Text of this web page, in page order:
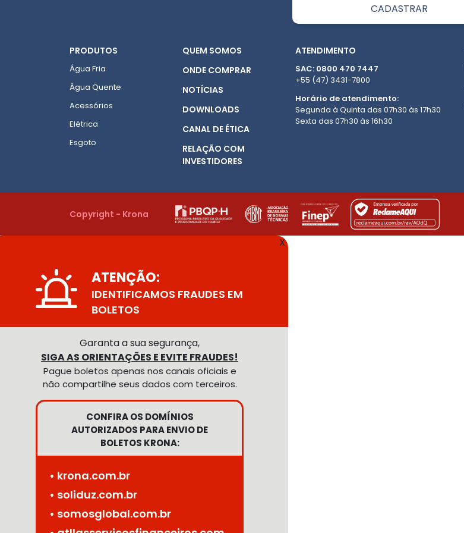
PRODUTOS
Água Fria
Água Quente
Acessórios
Elétrica
Esgoto
QUEM SOMOS
ONDE COMPRAR
NOTÍCIAS
DOWNLOADS
CANAL DE ÉTICA
RELAÇÃO COM
INVESTIDORES
ATENDIMENTO
SAC: 0800 470 7447
+55 (47) 3431-7800
Horário de atendimento:
Segunda à Quinta das 07h30 às 17h30
Sexta das 07h30 às 16h30
Copyright - Krona
X
ATENÇÃO:
IDENTIFICAMOS FRAUDES EM
BOLETOS
Garanta a sua segurança,
SIGA AS ORIENTAÇÕES E EVITE FRAUDES!
Pague boletos apenas nos canais oficiais e
não compartilhe seus dados com terceiros.
CONFIRA OS DOMÍNIOS
AUTORIZADOS PARA ENVIO DE
BOLETOS KRONA:
• krona.com.br
• soliduz.com.br
• somosglobal.com.br